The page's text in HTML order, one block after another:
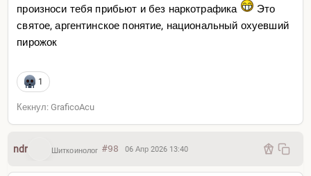
произноси тебя прибьют и без наркотрафика
Это
святое, аргентинское понятие, национальный охуевший
пирожок
1
Кекнул: GraficoAcu
ndr Шиткоинолог #98 06 Апр 2026 13:40